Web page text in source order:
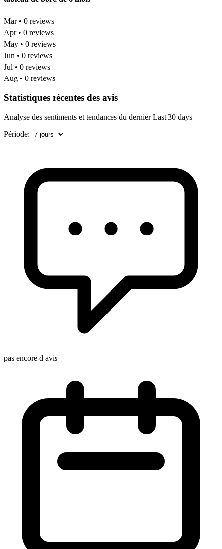
Mar • 0 reviews
Apr • 0 reviews
May • 0 reviews
Jun • 0 reviews
Jul • 0 reviews
Aug • 0 reviews
Statistiques récentes des avis
Analyse des sentiments et tendances du dernier Last 30 days
Période:
pas encore d avis